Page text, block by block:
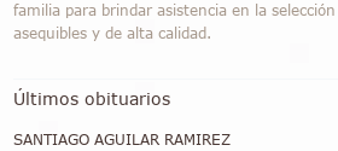
familia para brindar asistencia en la
asequibles y de alta calidad.
Últimos obituarios
SANTIAGO AGUILAR RAMIREZ